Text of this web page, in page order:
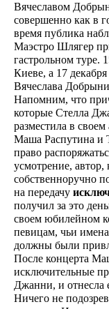
Вячеславом
совершенно как в
время публика
Маэстро Шлягер
гастрольном туре.
Киеве, а 17
Вячеслава
Напомним, что
которые Стелла
разместила в
Маша Распутина и
право
усмотрение,
собственноручно
на передачу
получил за это
своем юбилейном
певицам, чьи
должны были
После концерта
исключительные
Джанни, и отнесла
Ничего не